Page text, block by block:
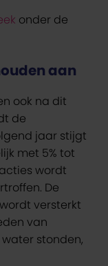
onder de
aan
ook na dit
de
jaar stijgt
met 5% tot
wordt
De
versterkt
van
stonden,